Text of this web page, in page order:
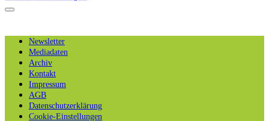
Newsletter
Mediadaten
Archiv
Kontakt
Impressum
AGB
Datenschutzerklärung
Cookie-Einstellungen